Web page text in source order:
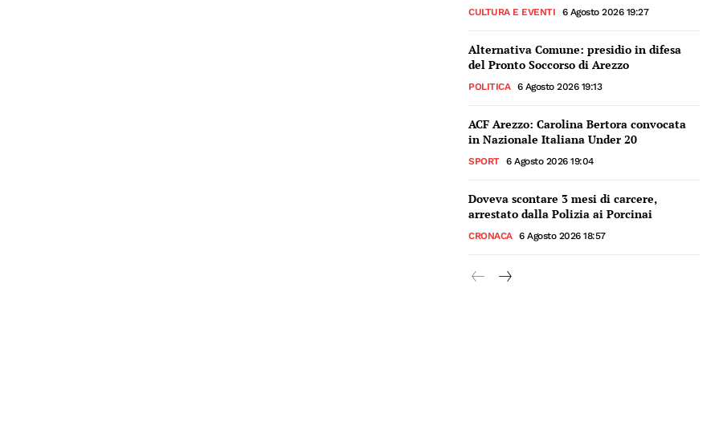
CULTURA E EVENTI 6 Agosto 2026 19:27
Alternativa Comune: presidio in difesa
del Pronto Soccorso di Arezzo
POLITICA 6 Agosto 2026 19:13
ACF Arezzo: Carolina Bertora convocata
in Nazionale Italiana Under 20
SPORT 6 Agosto 2026 19:04
Doveva scontare 3 mesi di carcere,
arrestato dalla Polizia ai Porcinai
CRONACA 6 Agosto 2026 18:57